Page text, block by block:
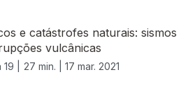
e catástrofes naturais: sismos
vulcânicas
| 27 min. | 17 mar. 2021